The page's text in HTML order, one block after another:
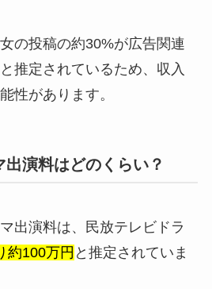
の投稿の約30%が広告関連
推定されているため、収入
性があります。
演料はどのくらい？
出演料は、民放テレビドラ
約100万円 と推定されていま